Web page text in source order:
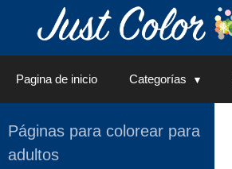
Pagina de inicio Categorías
Páginas para colorear para
adultos